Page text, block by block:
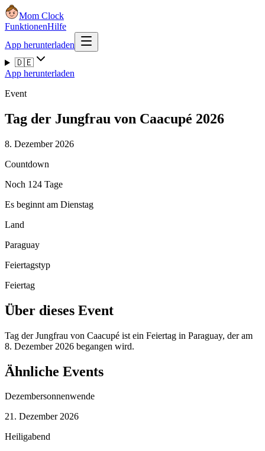
Mom Clock
FunktionenHilfe
App herunterladen
🇩🇪
App herunterladen
Event
Tag der Jungfrau von Caacupé 2026
8. Dezember 2026
Countdown
Noch 124 Tage
Es beginnt am Dienstag
Land
Paraguay
Feiertagstyp
Feiertag
Über dieses Event
Tag der Jungfrau von Caacupé ist ein Feiertag in Paraguay, der am
8. Dezember 2026 begangen wird.
Ähnliche Events
Dezembersonnenwende
21. Dezember 2026
Heiligabend